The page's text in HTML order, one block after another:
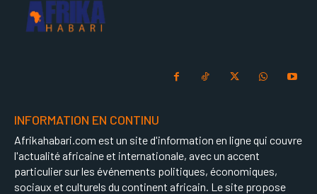
INFORMATION EN CONTINU
Afrikahabari.com est un site d'information en ligne qui couvre
l'actualité africaine et internationale, avec un accent
particulier sur les événements politiques, économiques,
sociaux et culturels du continent africain. Le site propose